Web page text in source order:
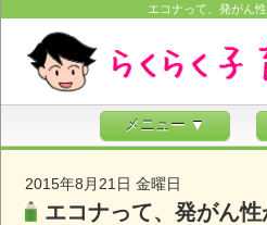
エコナって、発がん
メニュー ▼
2015年8月21日 金曜日
エコナって、発がん性